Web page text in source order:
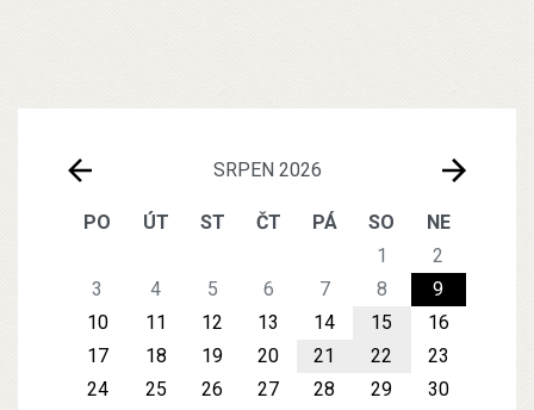
SRPEN 2026
PO ÚT ST ČT PÁ SO
NE
1
2
3
4 5 6 7 8
9
10
11 12 13 14 15
16
17
18 19 20 21 22
23
24
25 26 27 28 29
30